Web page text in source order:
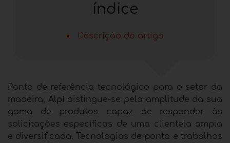
índice
Descrição do artigo
Ponto de referência tecnológico para o setor da
madeira, Alpi distingue-se pela amplitude da sua
gama de produtos capaz de responder às
solicitações específicas de uma clientela ampla
e diversificada. Tecnologias de ponta e trabalhos